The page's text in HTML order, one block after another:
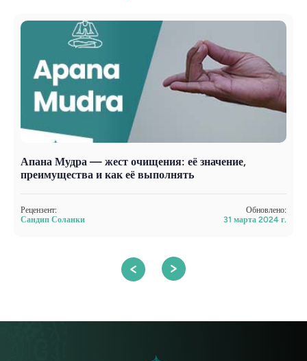
Апана Мудра — жест очищения: её значение,
преимущества и как её выполнять
Рецензент:
Сандип Соланки
Обновлено:
31 марта 2024 г.